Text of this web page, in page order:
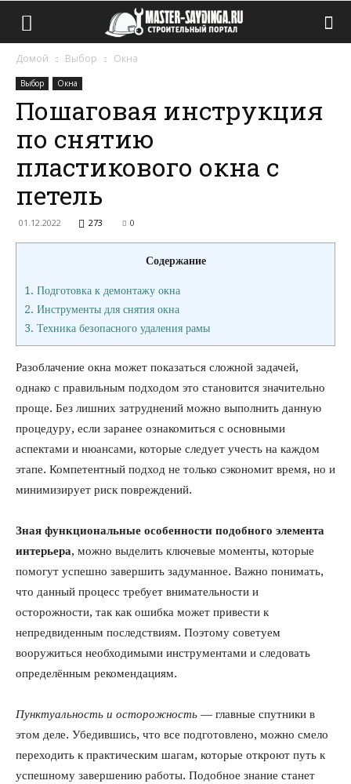
Домой Выбор Окна
Выбор Окна
Пошаговая инструкция
по снятию
пластикового окна с
петель
01.12.2022 273 0
Содержание
1. Подготовка к демонтажу окна
2. Инструменты для снятия окна
3. Техника безопасного удаления рамы
Разоблачение окна может показаться сложной задачей,
однако с правильным подходом это становится значительно
проще. Без лишних затруднений можно выполнить данную
процедуру, если заранее ознакомиться с основными
аспектами и нюансами, которые следует учесть на каждом
этапе. Компетентный подход не только сэкономит время, но и
минимизирует риск повреждений.
Зная функциональные особенности подобного элемента
интерьера, можно выделить ключевые моменты, которые
помогут успешно завершить задуманное. Важно понимать,
что данный процесс требует внимательности и
осторожности, так как ошибка может привести к
непредвиденным последствиям. Поэтому советуем
вооружиться необходимыми инструментами и следовать
определённым рекомендациям.
Пунктуальность и осторожность — главные спутники в
этом деле. Убедившись, что все подготовлено, можно смело
переходить к практическим шагам, которые откроют путь к
успешному завершению работы. Подобное знание станет